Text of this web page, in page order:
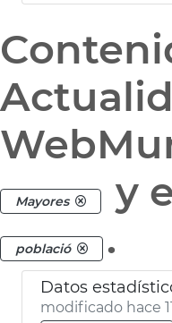
Mayores y
població .
modificado hace